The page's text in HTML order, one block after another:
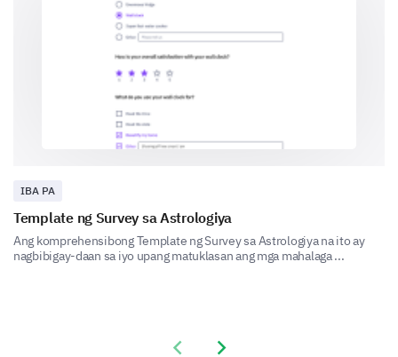
Please provide a detailed description of your
complaint. Be as specific as you can to help us
understand your concern better.
Does your complaint involve a specific
Yes No
IBA PA
Template ng Survey sa Astrologiya
Ang komprehensibong Template ng Survey sa Astrologiya na ito ay
nagbibigay-daan sa iyo upang matuklasan ang mga mahalaga ...
Previous slide
Next slide